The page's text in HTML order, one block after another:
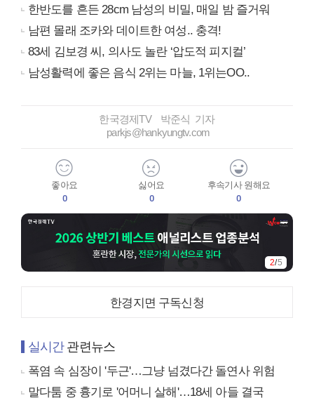
한반도를 흔든 28cm 남성의 비밀, 매일 밤 즐거워
남편 몰래 조카와 데이트한 여성.. 충격!
83세 김보경 씨, 의사도 놀란 ‘압도적 피지컬’
남성활력에 좋은 음식 2위는 마늘, 1위는OO..
한국경제TV 박준식 기자
parkjs@hankyungtv.com
좋아요
0
싫어요
0
후속기사 원해요
0
2/5
한경지면 구독신청
실시간관련뉴스
폭염 속 심장이 '두근'…그냥 넘겼다간 돌연사 위험
말다툼 중 흉기로 '어머니 살해'…18세 아들 결국